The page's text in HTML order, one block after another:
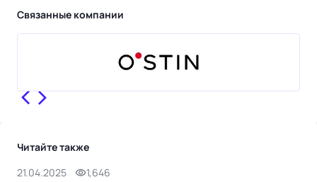
Связанные компании
Читайте также
21.04.2025
1,646